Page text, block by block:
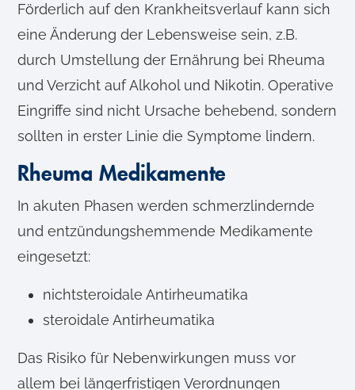
Förderlich auf den Krankheitsverlauf kann sich
eine Änderung der Lebensweise sein, z.B.
durch Umstellung der Ernährung bei Rheuma
und Verzicht auf Alkohol und Nikotin. Operative
Eingriffe sind nicht Ursache behebend, sondern
sollten in erster Linie die Symptome lindern.
Rheuma Medikamente
In akuten Phasen werden schmerzlindernde
und entzündungshemmende Medikamente
eingesetzt:
nichtsteroidale Antirheumatika
steroidale Antirheumatika
Das Risiko für Nebenwirkungen muss vor
allem bei längerfristigen Verordnungen